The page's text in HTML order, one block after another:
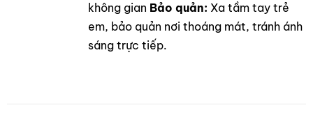
không gian Bảo quản: Xa tầm tay trẻ
em, bảo quản nơi thoáng mát, tránh ánh
sáng trực tiếp.